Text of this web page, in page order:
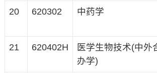
20 620302 中药学
21 620402H
医学生物技术(中外
办学)